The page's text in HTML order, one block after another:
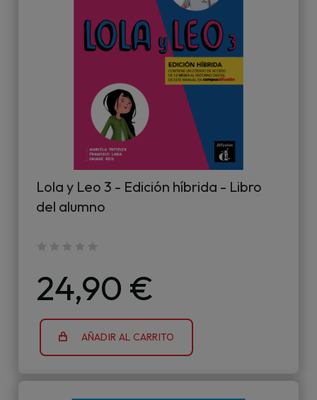
Lola y Leo 3 - Edición híbrida - Libro
del alumno
24,90 €
AÑADIR AL CARRITO